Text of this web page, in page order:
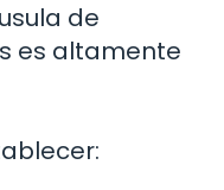
de
es altamente